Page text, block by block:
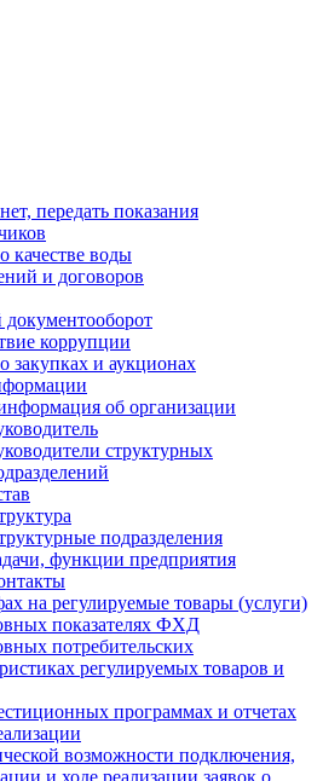
передать показания
качестве воды
и договоров
коррупции
закупках и аукционах
об организации
структурных
подразделения
функции предприятия
на регулируемые товары (услуги)
показателях ФХД
потребительских
регулируемых товаров и
программах и отчетах
возможности подключения,
и ходе реализации заявок о